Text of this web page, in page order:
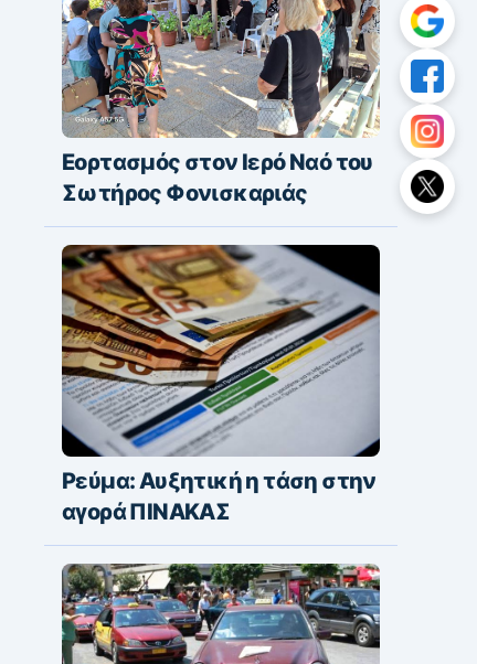
Εορτασμός στον Ιερό Ναό του
Σωτήρος Φονισκαριάς
Ρεύμα: Αυξητική η τάση στην
αγορά ΠΙΝΑΚΑΣ